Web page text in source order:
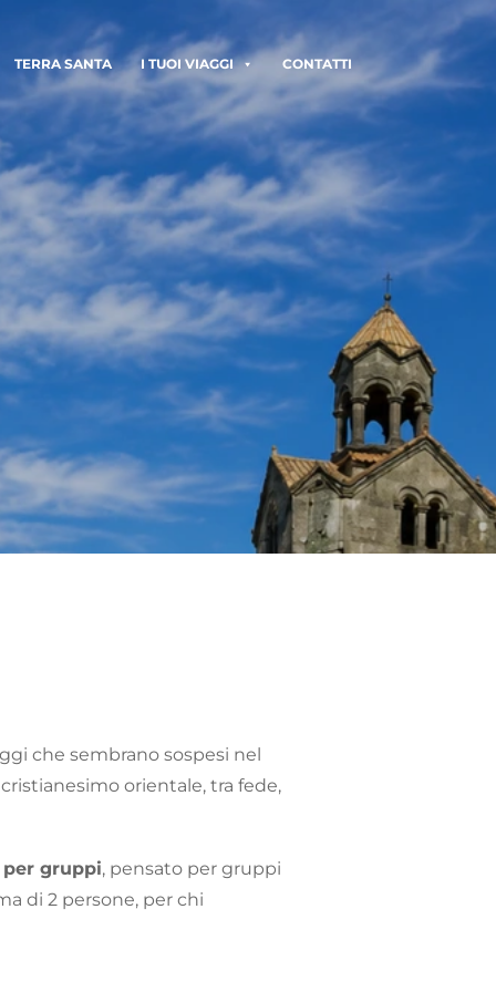
TERRA SANTA I TUOI VIAGGI CONTATTI
che sembrano sospesi nel
orientale, tra fede,
per gruppi, pensato per gruppi
di 2 persone, per chi